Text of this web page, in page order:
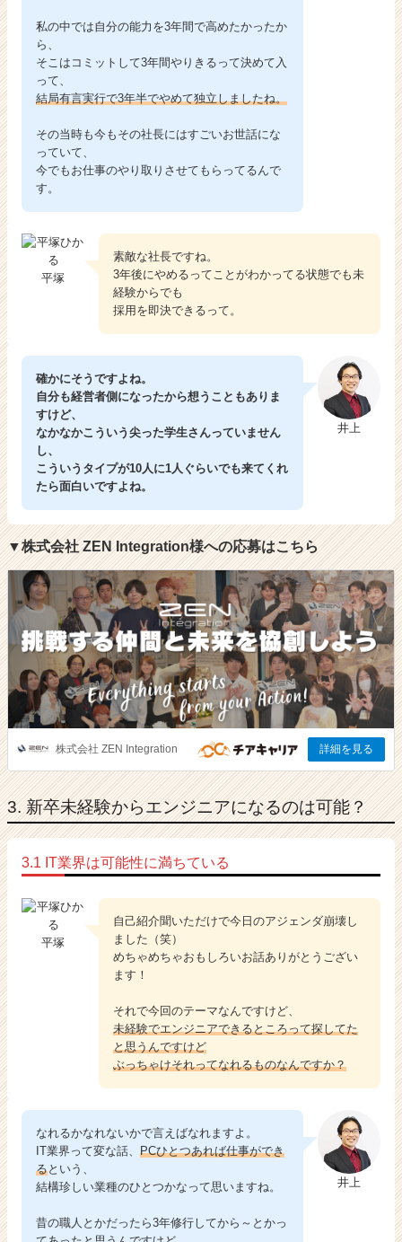
私の中では自分の能力を3年間で高めたかったか
ら、
そこはコミットして3年間やりきるって決めて入
って、
結局有言実行で3年半でやめて独立しましたね。
その当時も今もその社長にはすごいお世話にな
っていて、
今でもお仕事のやり取りさせてもらってるんで
す。
平塚
素敵な社長ですね。
3年後にやめるってことがわかってる状態でも未
経験からでも
採用を即決できるって。
井上
確かにそうですよね。
自分も経営者側になったから想うこともありま
すけど、
なかなかこういう尖った学生さんっていません
し、
こういうタイプが10人に1人ぐらいでも来てくれ
たら面白いですよね。
▼株式会社 ZEN Integration様への応募はこちら
3. 新卒未経験からエンジニアになるのは可能？
3.1 IT業界は可能性に満ちている
平塚
自己紹介聞いただけで今日のアジェンダ崩壊し
ました（笑）
めちゃめちゃおもしろいお話ありがとうござい
ます！
それで今回のテーマなんですけど、
未経験でエンジニアできるところって探してた
と思うんですけど
ぶっちゃけそれってなれるものなんですか？
井上
なれるかなれないかで言えばなれますよ。
IT業界って変な話、 PCひとつあれば仕事ができ
るという、
結構珍しい業種のひとつかなって思いますね。
昔の職人とかだったら3年修行してから～とかっ